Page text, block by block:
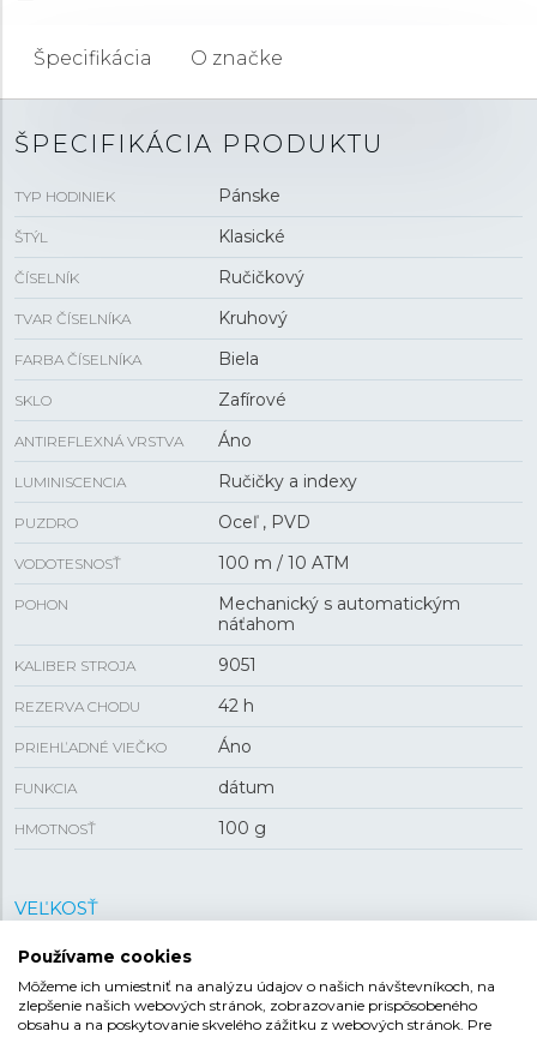
Špecifikácia O značke
ŠPECIFIKÁCIA PRODUKTU
TYP HODINIEK Pánske
ŠTÝL Klasické
ČÍSELNÍK Ručičkový
TVAR ČÍSELNÍKA Kruhový
FARBA ČÍSELNÍKA Biela
SKLO Zafírové
ANTIREFLEXNÁ VRSTVA Áno
LUMINISCENCIA Ručičky a indexy
PUZDRO Oceľ , PVD
VODOTESNOSŤ 100 m / 10 ATM
POHON
Mechanický s automatickým
náťahom
KALIBER STROJA 9051
REZERVA CHODU 42 h
PRIEHĽADNÉ VIEČKO Áno
FUNKCIA dátum
HMOTNOSŤ 100 g
VEĽKOSŤ
PUZDRO
HRÚBKA 10,4 mm
Používame cookies
Môžeme ich umiestniť na analýzu údajov o našich návštevníkoch, na
zlepšenie našich webových stránok, zobrazovanie prispôsobeného
obsahu a na poskytovanie skvelého zážitku z webových stránok. Pre